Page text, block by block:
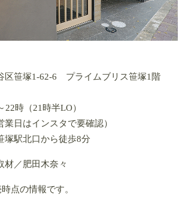
区笹塚1-62-6 プライムブリス笹塚1階
22時（21時半LO）
業日はインスタで要確認）
塚駅北口から徒歩8分
材／肥田木奈々
点の情報です。